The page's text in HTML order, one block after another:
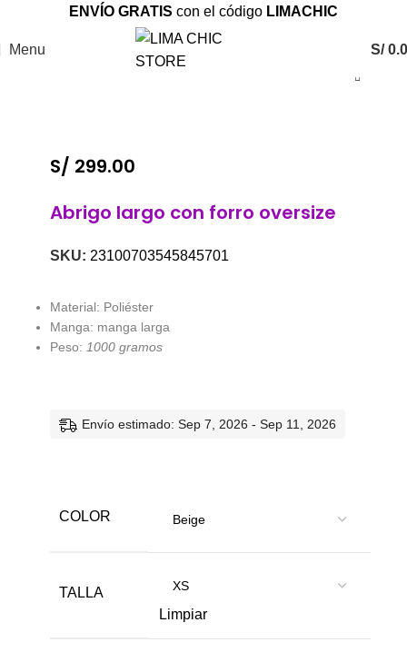
ENVÍO GRATIS con el código LIMACHIC
Menu S/
S/ 299.00
Abrigo largo con forro oversize
SKU: 23100703545845701
Material: Poliéster
Manga: manga larga
Peso: 1000 gramos
Envío estimado: Sep 7, 2026 - Sep 11, 2026
COLOR
TALLA
Limpiar